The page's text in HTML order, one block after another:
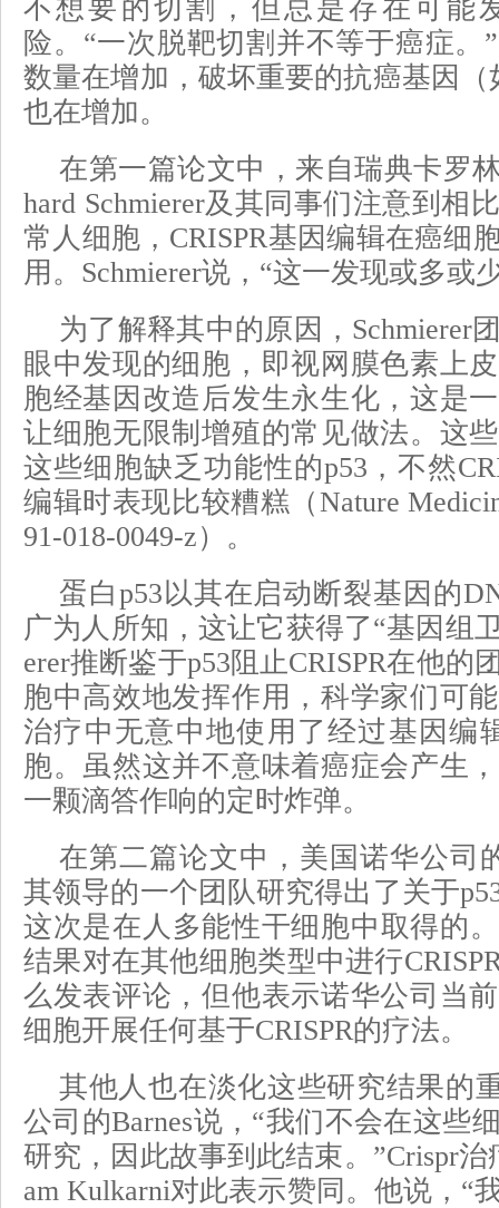
不想要的切割，但总是存在可能
险。“一次脱靶切割并不等于癌症。
数量在增加，破坏重要的抗癌基因（
也在增加。
在第一篇论文中，来自瑞典卡罗
hard Schmierer及其同事们注意到相
常人细胞，CRISPR基因编辑在癌细
用。Schmierer说，“这一发现或多或
为了解释其中的原因，Schmierer
眼中发现的细胞，即视网膜色素上
胞经基因改造后发生永生化，这是
让细胞无限制增殖的常见做法。这
这些细胞缺乏功能性的p53，不然
编辑时表现比较糟糕（Nature
91-018-0049-z）。
蛋白p53以其在启动断裂基因的
广为人所知，这让它获得了“基因组
erer推断鉴于p53阻止CRISPR在他的
胞中高效地发挥作用，科学家们可
治疗中无意中地使用了经过基因编
胞。虽然这并不意味着癌症会产生
一颗滴答作响的定时炸弹。
在第二篇论文中，美国诺华公司
其领导的一个团队研究得出了关于
这次是在人多能性干细胞中取得的
结果对在其他细胞类型中进行
么发表评论，但他表示诺华公司当
细胞开展任何基于CRISPR的疗法。
其他人也在淡化这些研究结果的
公司的Barnes说，“我们不会在这些
研究，因此故事到此结束。”Crispr
am Kulkarni对此表示赞同。他说，“